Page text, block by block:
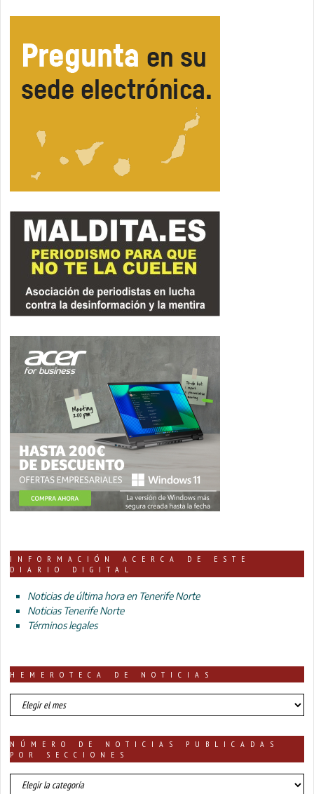
INFORMACIÓN ACERCA DE ESTE
DIARIO DIGITAL
Noticias de última hora en Tenerife Norte
Noticias Tenerife Norte
Términos legales
HEMEROTECA DE NOTICIAS
HEMEROTECA
DE
NÚMERO DE NOTICIAS PUBLICADAS
POR SECCIONES
número